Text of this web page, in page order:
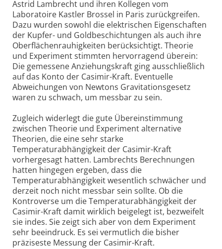
Astrid Lambrecht und ihren Kollegen vom
Laboratoire Kastler Brossel in Paris zurückgreifen.
Dazu wurden sowohl die elektrischen Eigenschaften
der Kupfer- und Goldbeschichtungen als auch ihre
Oberflächenrauhigkeiten berücksichtigt. Theorie
und Experiment stimmten hervorragend überein:
Die gemessene Anziehungskraft ging ausschließlich
auf das Konto der Casimir-Kraft. Eventuelle
Abweichungen von Newtons Gravitationsgesetz
waren zu schwach, um messbar zu sein.
Zugleich widerlegt die gute Übereinstimmung
zwischen Theorie und Experiment alternative
Theorien, die eine sehr starke
Temperaturabhängigkeit der Casimir-Kraft
vorhergesagt hatten. Lambrechts Berechnungen
hatten hingegen ergeben, dass die
Temperaturabhängigkeit wesentlich schwächer und
derzeit noch nicht messbar sein sollte. Ob die
Kontroverse um die Temperaturabhängigkeit der
Casimir-Kraft damit wirklich beigelegt ist, bezweifelt
sie indes. Sie zeigt sich aber von dem Experiment
sehr beeindruck. Es sei vermutlich die bisher
präziseste Messung der Casimir-Kraft.